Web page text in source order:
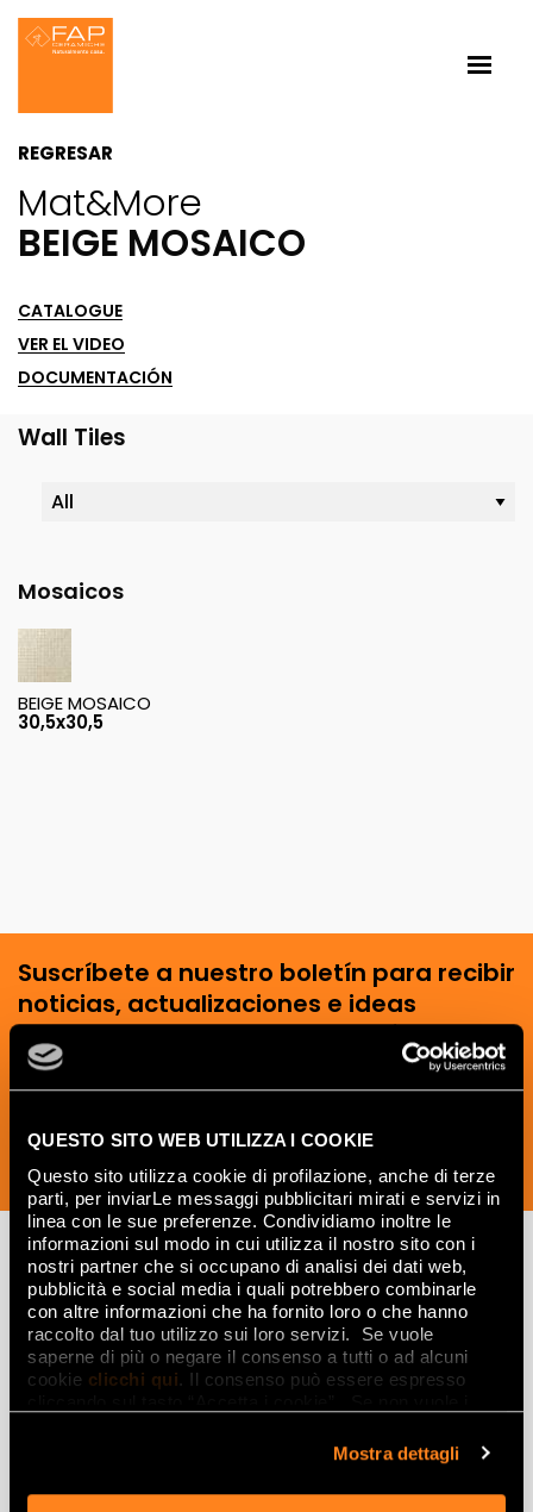
QUESTO SITO WEB UTILIZZA I COOKIE
Questo sito utilizza cookie di profilazione, anche di terze
parti, per inviarLe messaggi pubblicitari mirati e servizi in
linea con le sue preferenze. Condividiamo inoltre le
informazioni sul modo in cui utilizza il nostro sito con i
nostri partner che si occupano di analisi dei dati web,
pubblicità e social media i quali potrebbero combinarle
con altre informazioni che ha fornito loro o che hanno
raccolto dal tuo utilizzo sui loro servizi. Se vuole
saperne di più o negare il consenso a tutti o ad alcuni
cookie clicchi qui. Il consenso può essere espresso
Mostra dettagli
REGRESAR
Mat&more
BEIGE MOSAICO
CATALOGUE
VER EL VIDEO
DOCUMENTACIÓN
Wall Tiles
Mosaicos
BEIGE MOSAICO
30,5x30,5
Suscríbete a nuestro boletín para recibir
noticias, actualizaciones e ideas
creativas del mundo de la cerámica y el
interiorismo.
SUSCRÍBETE AHORA
Lasciati
ispirare
da ambienti